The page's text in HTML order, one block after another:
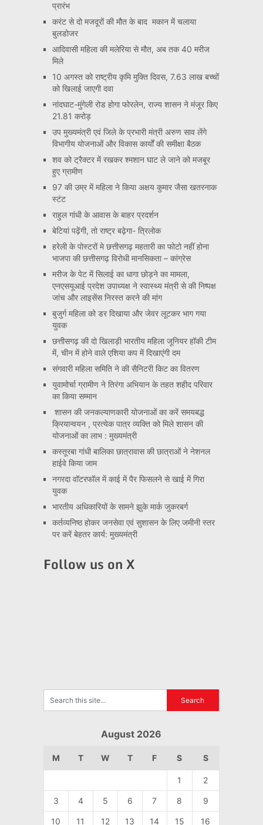
प्रारंभ
करंट से दो मजदूरों की मौत के बाद मकान में चलाया
बुलडोजर
आदिवासी महिला की मलेरिया से मौत, अब तक 40 मरीज
मिले
10 अगस्त को राष्ट्रीय कृमि मुक्ति दिवस, 7.63 लाख बच्चों
को खिलाई जाएगी दवा
नांदघाट-मुंगेली रोड होगा फोरलेन, राज्य शासन ने मंजूर किए
21.81 करोड़
उप मुख्यमंत्री एवं जिले के प्रभारी मंत्री अरुण साव लेंगे
विभागीय योजनाओं और विकास कार्यों की समीक्षा बैठक
शव को ट्रैक्टर में रखकर श्मशान घाट ले जाने को मजबूर
हुए ग्रामीण
97 की उम्र में महिला ने किया अक्षय कुमार जैसा खतरनाक
स्टंट
राहुल गांधी के आवास के बाहर प्रदर्शन
बेटियां पढ़ेंगी, तो राष्ट्र बढ़ेगा- त्रिलोक
हरेली के पोस्टरों मे छत्तीसगढ़ महतारी का फोटो नहीं होना
भाजपा की छत्तीसगढ़ विरोधी मानसिकता – कांग्रेस
मरीज के पेट में सिलाई का धागा छोड़ने का मामला,
एनएसयूआई प्रदेश उपाध्यक्ष ने स्वास्थ्य मंत्री से की निष्पक्ष
जांच और लाइसेंस निरस्त करने की मांग
बुजुर्ग महिला को डर दिखाया और जेवर लूटकर भाग गया
युवक
छत्तीसगढ़ की दो खिलाड़ी भारतीय महिला जूनियर हॉकी टीम
में, चीन में होने वाले एशिया कप में दिखाएंगी दम
संगवारी महिला समिति ने की सैनिटरी किट का वितरण
युवामोर्चा ग्रामीण ने तिरंगा अभियान के तहत शहीद परिवार
का किया सम्मान
शासन की जनकल्याणकारी योजनाओं का करें समयबद्ध
क्रियान्वयन , प्रत्येक पात्र व्यक्ति को मिले शासन की
योजनाओं का लाभ : मुख्यमंत्री
कस्तूरबा गांधी बालिका छात्रावास की छात्राओं ने नेशनल
हाईवे किया जाम
नगरदा वॉटरफॉल में काई में पैर फिसलने से खाई में गिरा
युवक
भारतीय अधिकारियों के सामने झुके मार्क जुकरबर्ग
कर्तव्यनिष्ठ होकर जनसेवा एवं सुशासन के लिए जमीनी स्तर
पर करें बेहतर कार्य: मुख्यमंत्री
Follow us on X
August 2026
M T W T F S S
1 2
3 4 5 6 7 8 9
10 11 12 13 14 15 16